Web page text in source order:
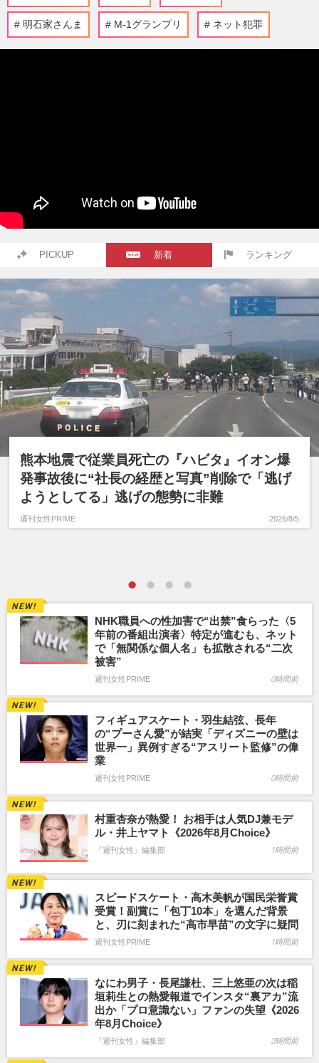
明石家さんま M-1グランプリ ネット犯罪
PICKUP 新着 ランキング
熊本地震で従業員死亡の『ハビタ』イオン爆
発事故後に“社長の経歴と写真”削除で「逃げ
ようとしてる」逃げの態勢に非難
週刊女性PRIME 2026/8/5
NHK職員への性加害で“出禁”食らった〈5
年前の番組出演者〉特定が進むも、ネット
で「無関係な個人名」も拡散される“二次
被害”
週刊女性PRIME 0時間前
フィギュアスケート・羽生結弦、長年
の“プーさん愛”が結実「ディズニーの壁は
世界一」異例すぎる“アスリート監修”の偉
業
週刊女性PRIME 0時間前
村重杏奈が熱愛！ お相手は人気DJ兼モデ
ル・井上ヤマト《2026年8月Choice》
『週刊女性』編集部 1時間前
スピードスケート・高木美帆が国民栄誉賞
受賞！副賞に「包丁10本」を選んだ背景
と、刃に刻まれた“高市早苗”の文字に疑問
週刊女性PRIME 1時間前
なにわ男子・長尾謙杜、三上悠亜の次は稲
垣莉生との熱愛報道でインスタ“裏アカ”流
出か「プロ意識ない」ファンの失望《2026
年8月Choice》
『週刊女性』編集部 2時間前